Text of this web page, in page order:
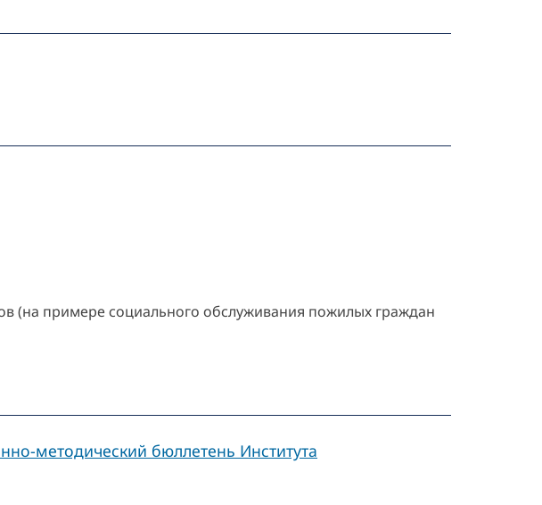
(на примере социального обслуживания пожилых граждан
методический бюллетень Института